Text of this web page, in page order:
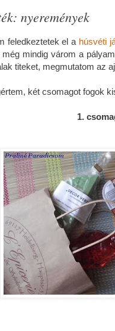
nyeremények
feledkeztetek el a húsvéti
még mindig várom a
titeket, megmutatom az
két csomagot fogok
1.